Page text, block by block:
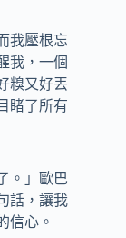
我壓根忘
我，一個
糗又好丟
睹了所有
。」歐巴
話，讓我
信心。